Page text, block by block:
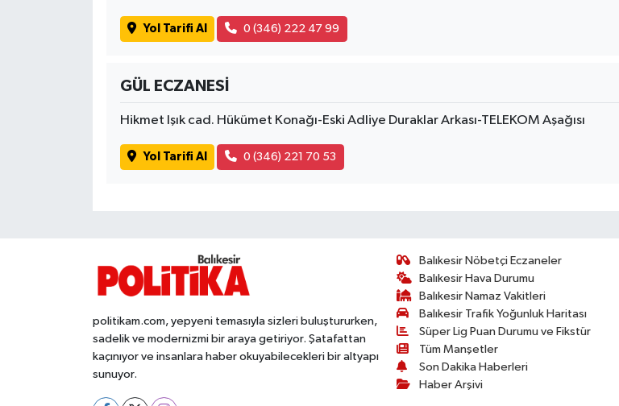
Yol Tarifi Al 0 (346) 222 47 99
GÜL ECZANESİ
Hikmet Işık cad. Hükümet Konağı-Eski Adliye Duraklar Arkası-TELEKOM Aşağısı
Yol Tarifi Al 0 (346) 221 70 53
politikam.com, yepyeni temasıyla sizleri buluştururken,
sadelik ve modernizmi bir araya getiriyor. Şatafattan
kaçınıyor ve insanlara haber okuyabilecekleri bir altyapı
sunuyor.
Balıkesir Nöbetçi Eczaneler
Balıkesir Hava Durumu
Balıkesir Namaz Vakitleri
Balıkesir Trafik Yoğunluk Haritası
Süper Lig Puan Durumu ve Fikstür
Tüm Manşetler
Son Dakika Haberleri
Haber Arşivi
Resmi İlanlar
SÜRMANŞET